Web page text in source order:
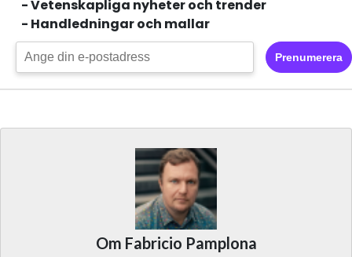
- Vetenskapliga nyheter och trender
- Handledningar och mallar
Prenumerera
Om Fabricio Pamplona